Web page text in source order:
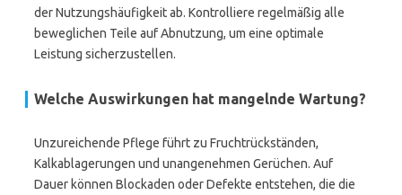
der Nutzungshäufigkeit ab. Kontrolliere regelmäßig alle
beweglichen Teile auf Abnutzung, um eine optimale
Leistung sicherzustellen.
Welche Auswirkungen hat mangelnde Wartung?
Unzureichende Pflege führt zu Fruchtrückständen,
Kalkablagerungen und unangenehmen Gerüchen. Auf
Dauer können Blockaden oder Defekte entstehen, die die